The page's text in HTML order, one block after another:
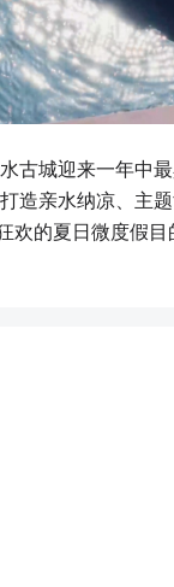
古城迎来一年中
造亲水纳凉、主
欢的夏日微度假目